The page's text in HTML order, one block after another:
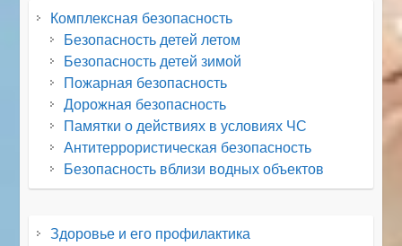
Комплексная безопасность
Безопасность детей летом
Безопасность детей зимой
Пожарная безопасность
Дорожная безопасность
Памятки о действиях в условиях ЧС
Антитеррористическая безопасность
Безопасность вблизи водных объектов
Здоровье и его профилактика